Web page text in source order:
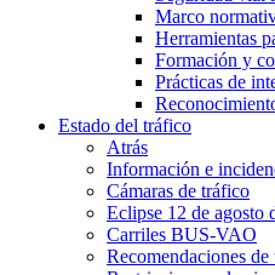
Marco
Herramientas
Formación y
Prácticas de
Estado del tráfico
Atrás
Información e
Cámaras de tráfico
Eclipse 12 de agosto
Carriles BUS-VAO
Recomendaciones